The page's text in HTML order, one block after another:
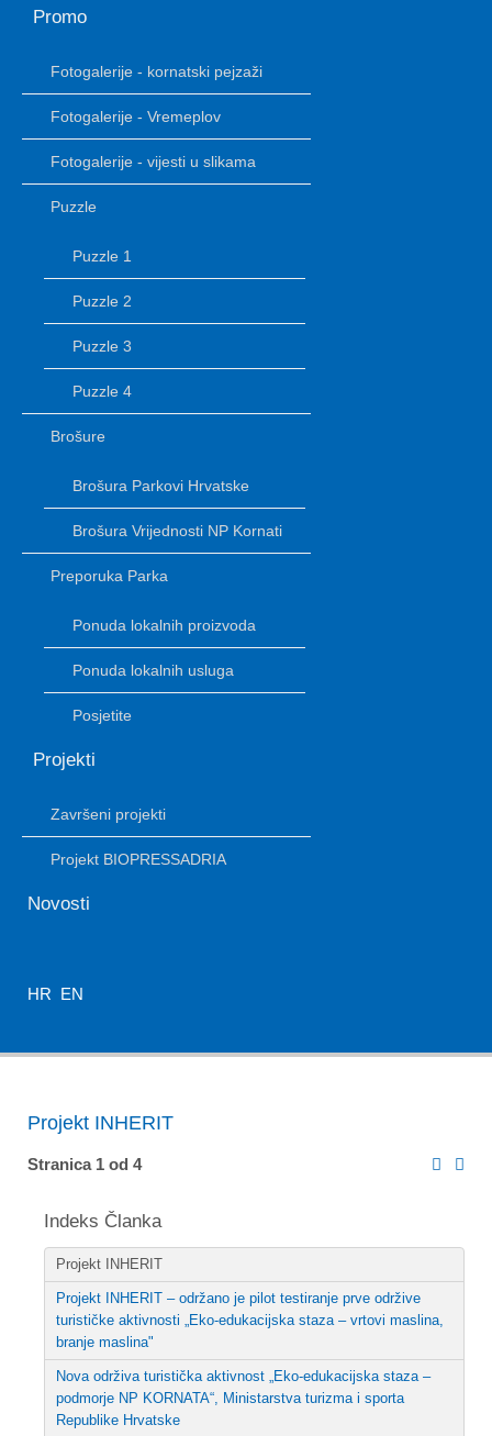
Promo
Fotogalerije - kornatski pejzaži
Fotogalerije - Vremeplov
Fotogalerije - vijesti u slikama
Puzzle
Puzzle 1
Puzzle 2
Puzzle 3
Puzzle 4
Brošure
Brošura Parkovi Hrvatske
Brošura Vrijednosti NP Kornati
Preporuka Parka
Ponuda lokalnih proizvoda
Ponuda lokalnih usluga
Posjetite
Projekti
Završeni projekti
Projekt BIOPRESSADRIA
Novosti
HR EN
Projekt INHERIT
Indeks Članka
Projekt INHERIT
Projekt INHERIT – održano je pilot testiranje prve održive
turističke aktivnosti „Eko-edukacijska staza – vrtovi maslina,
branje maslina"
Nova održiva turistička aktivnost „Eko-edukacijska staza –
podmorje NP KORNATA“, Ministarstva turizma i sporta
Republike Hrvatske
Stranica 1 od 4